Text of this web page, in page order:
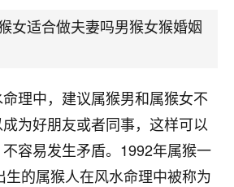
女适合做夫妻吗男猴女猴婚姻
理中，建议属猴男和属猴女不
为好朋友或者同事，这样可以
容易发生矛盾。1992年属猴一
生的属猴人在风水命理中被称为
有开业日子，哪哪都看了，虽然
但是我家生意还可以，前几天又
补财库，希望财运更好一点！